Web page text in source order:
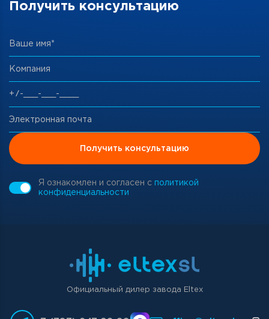
Получить консультацию
Ваше имя*
Компания
Электронная почта
Получить консультацию
Я ознакомлен и согласен с политикой
конфиденциальности
Официальный дилер завода Eltex